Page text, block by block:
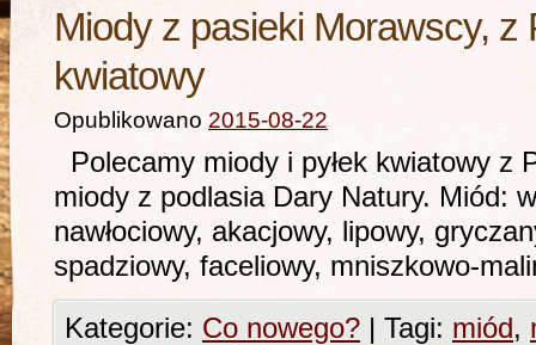
Miody z pasieki Morawscy, z
kwiatowy
Opublikowano 2015-08-22
Polecamy miody i pyłek kwiatowy z
miody z podlasia Dary Natury. Miód:
nawłociowy, akacjowy, lipowy,
spadziowy, faceliowy,
Kategorie: Co nowego? | Tagi: miód,